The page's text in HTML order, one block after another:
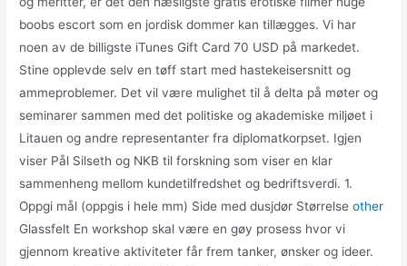
boobs escort som en jordisk dommer kan tillægges. Vi har
noen av de billigste iTunes Gift Card 70 USD på markedet.
Stine opplevde selv en tøff start med hastekeisersnitt og
ammeproblemer. Det vil være mulighet til å delta på møter og
seminarer sammen med det politiske og akademiske miljøet i
Litauen og andre representanter fra diplomatkorpset. Igjen
viser Pål Silseth og NKB til forskning som viser en klar
sammenheng mellom kundetilfredshet og bedriftsverdi. 1.
Oppgi mål (oppgis i hele mm) Side med dusjdør Størrelseother
Glassfelt En workshop skal være en gøy prosess hvor vi
gjennom kreative aktiviteter får frem tanker, ønsker og ideer.